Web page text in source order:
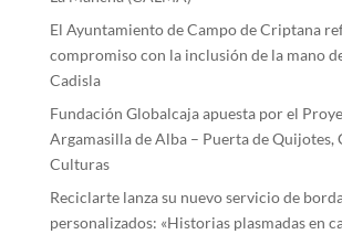
El Ayuntamiento de Campo de Criptana
compromiso con la inclusión de la mano
Cadisla
Fundación Globalcaja apuesta por el
Argamasilla de Alba – Puerta de Quijotes,
Culturas
Reciclarte lanza su nuevo servicio de
personalizados: «Historias plasmadas en